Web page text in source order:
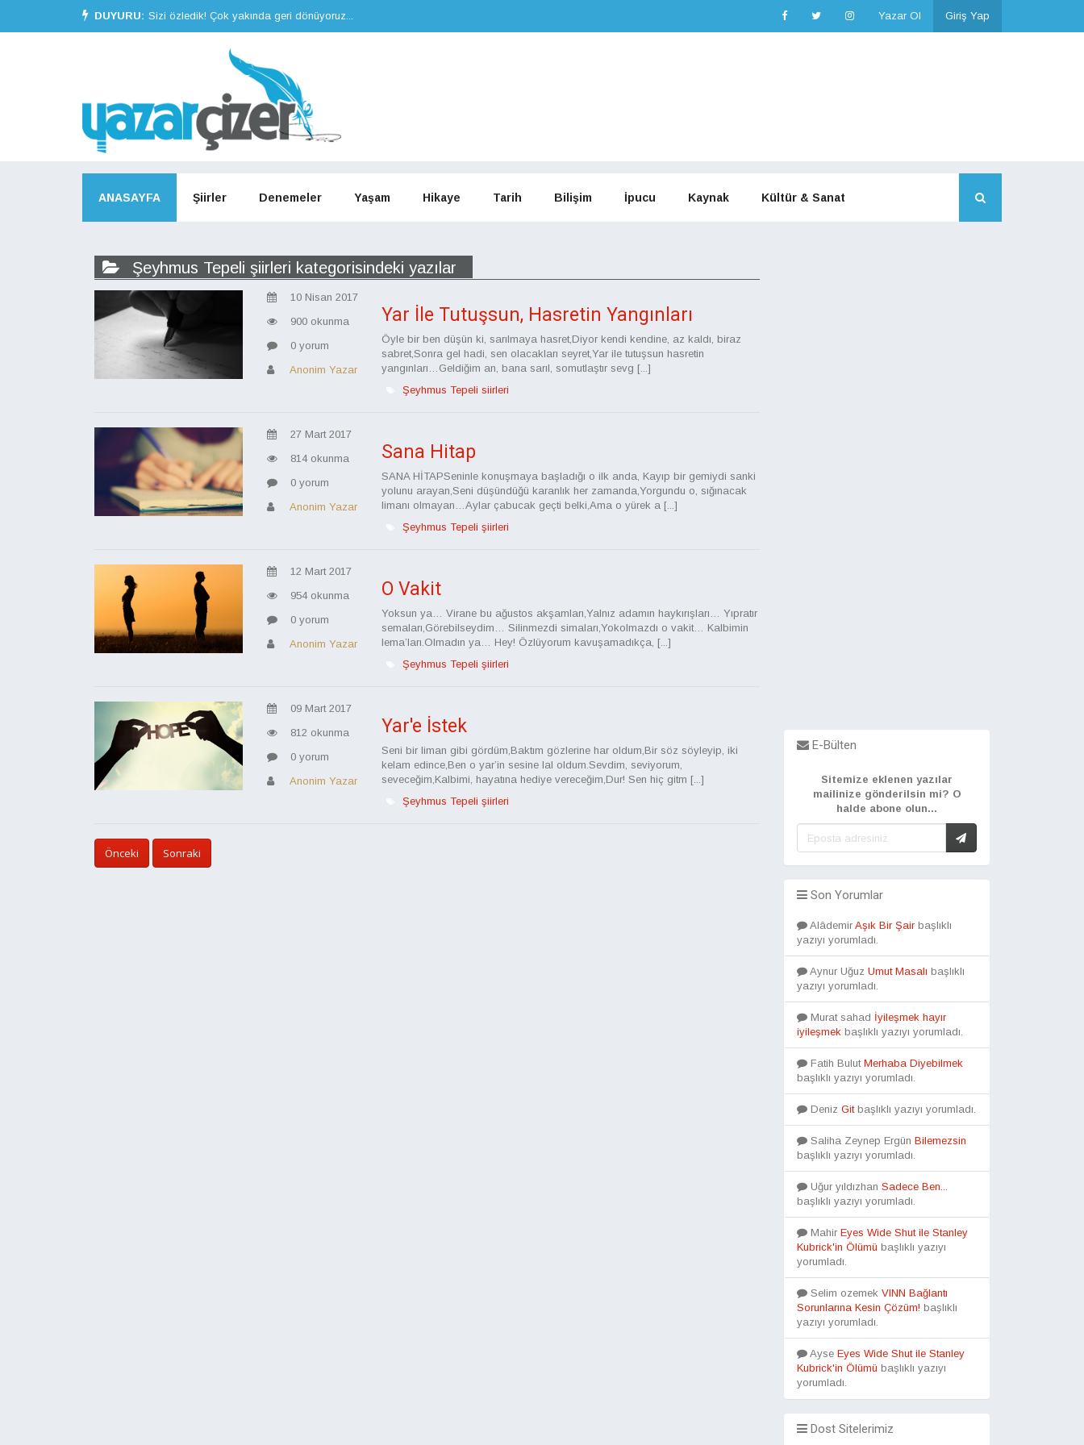
DUYURU: Sizi özledik! Çok yakında geri dönüyoruz... Yazar Ol Giriş Yap
ANASAYFA Şiirler Denemeler Yaşam Hikaye Tarih Bilişim İpucu Kaynak Kültür & Sanat
E-Bülten
Sitemize eklenen yazılar
mailinize gönderilsin mi? O
halde abone olun...
Son Yorumlar
Alâdemir Aşık Bir Şair başlıklı
yazıyı yorumladı.
Aynur Uğuz Umut Masalı başlıklı
yazıyı yorumladı.
Murat sahad İyileşmek hayır
iyileşmek başlıklı yazıyı yorumladı.
Fatih Bulut Merhaba Diyebilmek
başlıklı yazıyı yorumladı.
Deniz Gitbaşlıklı yazıyı yorumladı.
Saliha Zeynep Ergün Bilemezsin
başlıklı yazıyı yorumladı.
Uğur yıldızhan Sadece Ben...
başlıklı yazıyı yorumladı.
Mahir Eyes Wide Shut ile Stanley
Kubrick'in Ölümü başlıklı yazıyı
yorumladı.
Selim ozemek VINN Bağlantı
Sorunlarına Kesin Çözüm! başlıklı
yazıyı yorumladı.
Ayse Eyes Wide Shut ile Stanley
Kubrick'in Ölümü başlıklı yazıyı
yorumladı.
Dost Sitelerimiz
Şeyhmus Tepeli şiirleri kategorisindeki yazılar
10 Nisan 2017
900 okunma
0 yorum
Anonim Yazar
Yar İle Tutuşsun, Hasretin Yangınları
Öyle bir ben düşün ki, sarılmaya hasret,Diyor kendi kendine, az kaldı, biraz
sabret,Sonra gel hadi, sen olacakları seyret,Yar ile tutuşsun hasretin
yangınları…Geldiğim an, bana sarıl, somutlaştır sevg [...]
Şeyhmus Tepeli siirleri
27 Mart 2017
814 okunma
0 yorum
Anonim Yazar
Sana Hitap
SANA HİTAPSeninle konuşmaya başladığı o ilk anda, Kayıp bir gemiydi sanki
yolunu arayan,Seni düşündüğü karanlık her zamanda,Yorgundu o, sığınacak
limanı olmayan…Aylar çabucak geçti belki,Ama o yürek a [...]
Şeyhmus Tepeli şiirleri
12 Mart 2017
954 okunma
0 yorum
Anonim Yazar
O Vakit
Yoksun ya… Virane bu ağustos akşamları,Yalnız adamın haykırışları… Yıpratır
semaları,Görebilseydim… Silinmezdi simaları,Yokolmazdı o vakit… Kalbimin
lema’ları.Olmadın ya… Hey! Özlüyorum kavuşamadıkça, [...]
Şeyhmus Tepeli şiirleri
09 Mart 2017
812 okunma
0 yorum
Anonim Yazar
Yar'e İstek
Seni bir liman gibi gördüm,Baktım gözlerine har oldum,Bir söz söyleyip, iki
kelam edince,Ben o yar’in sesine lal oldum.Sevdim, seviyorum,
seveceğim,Kalbimi, hayatına hediye vereceğim,Dur! Sen hiç gitm [...]
Şeyhmus Tepeli şiirleri
Önceki Sonraki